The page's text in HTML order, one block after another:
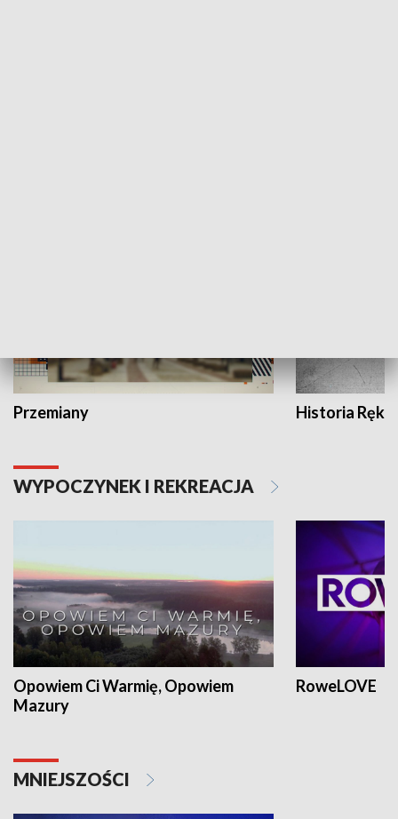
Przemiany Historia Ręką
WYPOCZYNEK I REKREACJA
Opowiem Ci Warmię, Opowiem
Mazury
RoweLOVE
MNIEJSZOŚCI